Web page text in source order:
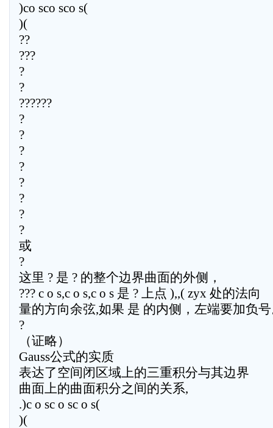
)co sco sco s(
)(
??
???
?
?
??????
?
?
?
?
?
?
?
?
或
?
这里 ? 是 ? 的整个边界曲面的外侧，
??? c o s,c o s,c o s 是 ? 上点 ),,( zyx 处的法向
量的方向余弦,如果 是 的内侧，左端要加负
?
（证略）
Gauss公式的实质
表达了空间闭区域上的三重积分与其边界
曲面上的曲面积分之间的关系,
.)c o sc o sc o s(
)(